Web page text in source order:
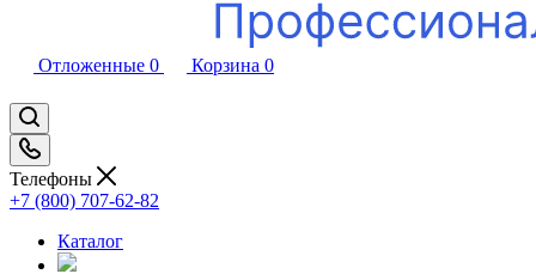
Отложенные 0 Корзина 0
Телефоны
+7 (800) 707-62-82
Каталог